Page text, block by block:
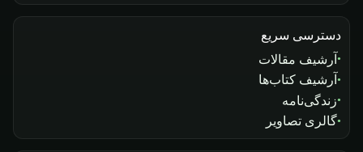
دسترسی سریع
آرشیف مقالات
آرشیف کتاب‌ها
زندگی‌نامه
گالری تصاویر